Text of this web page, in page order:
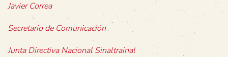
Javier Correa
Secretario de Comunicación
Junta Directiva Nacional Sinaltrainal